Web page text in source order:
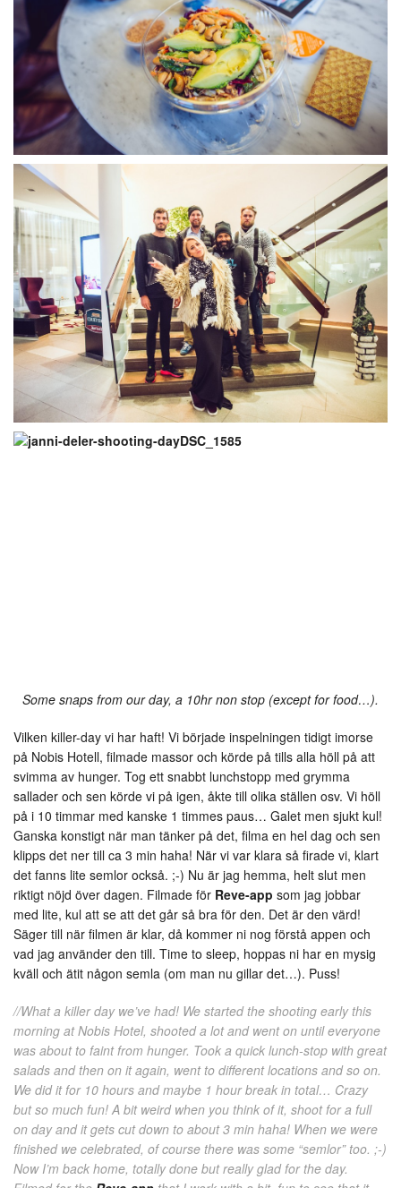
Some snaps from our day, a 10hr non stop (except for food…).
Vilken killer-day vi har haft! Vi började inspelningen tidigt imorse
på Nobis Hotell, filmade massor och körde på tills alla höll på att
svimma av hunger. Tog ett snabbt lunchstopp med grymma
sallader och sen körde vi på igen, åkte till olika ställen osv. Vi höll
på i 10 timmar med kanske 1 timmes paus… Galet men sjukt kul!
Ganska konstigt när man tänker på det, filma en hel dag och sen
klipps det ner till ca 3 min haha! När vi var klara så firade vi, klart
det fanns lite semlor också. ;-) Nu är jag hemma, helt slut men
riktigt nöjd över dagen. Filmade för Reve-app som jag jobbar
med lite, kul att se att det går så bra för den. Det är den värd!
Säger till när filmen är klar, då kommer ni nog förstå appen och
vad jag använder den till. Time to sleep, hoppas ni har en mysig
kväll och ätit någon semla (om man nu gillar det…). Puss!
//What a killer day we’ve had! We started the shooting early this
morning at Nobis Hotel, shooted a lot and went on until everyone
was about to faint from hunger. Took a quick lunch-stop with great
salads and then on it again, went to different locations and so on.
We did it for 10 hours and maybe 1 hour break in total… Crazy
but so much fun! A bit weird when you think of it, shoot for a full
on day and it gets cut down to about 3 min haha! When we were
finished we celebrated, of course there was some “semlor” too. ;-)
Now I’m back home, totally done but really glad for the day.